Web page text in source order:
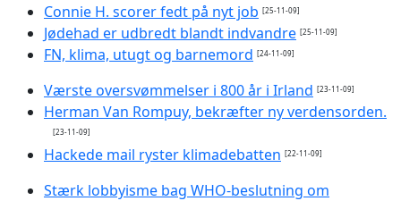
Connie H. scorer fedt på nyt job [25-11-09]
Jødehad er udbredt blandt indvandre [25-11-09]
FN, klima, utugt og barnemord [24-11-09]
Værste oversvømmelser i 800 år i Irland [23-11-09]
Herman Van Rompuy, bekræfter ny verdensorden.
[23-11-09]
Hackede mail ryster klimadebatten [22-11-09]
Stærk lobbyisme bag WHO-beslutning om